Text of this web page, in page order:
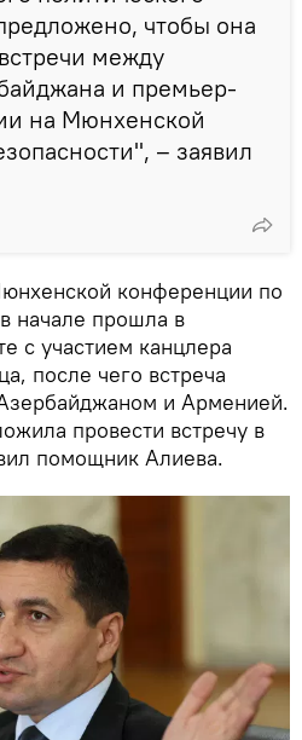
чтобы она
между
и премьер-
на Мюнхенской
– заявил
конференции по
начале прошла в
с участием канцлера
после чего встреча
и Арменией.
провести встречу в
помощник Алиева.